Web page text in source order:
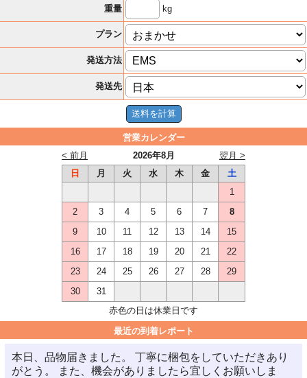
重量 kg
プラン
発送方法
発送先
営業カレンダー
2026年8月
< 前月
翌月 >
日
月 火 水 木 金
土
1
2
3 4 5 6 7
8
9
10 11 12 13 14
15
16
17 18 19 20 21
22
23
24 25 26 27 28
29
30
31
赤色の日は休業日です
最近の到着レポート
本日、品物届きました。 丁寧に梱包をしていただきあり
がとう。 また、機会がありましたら宜しくお願いしま